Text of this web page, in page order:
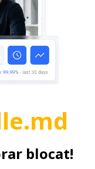
blocat!